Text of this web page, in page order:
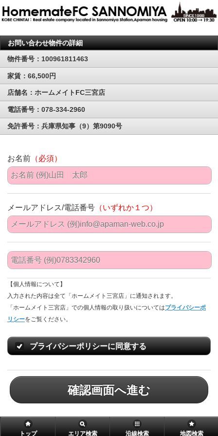
お問い合わせ物件の詳細
物件番号：100961811463
家賃：66,500円
店舗名：ホームメイトFC三宮店
電話番号：078-334-2960
免許番号：兵庫県知事（9）第9090号
お名前 （必須）
メールアドレス/電話番号 （いずれか１つ）
【個人情報について】
入力された内容は全て「ホームメイト三宮店」に通知されます。
「ホームメイト三宮店」での個人情報の取り扱いについてはプライバシーポ
リシーをご覧ください。
プライバシーポリシーに同意する
確認画面へ進む
トップ エリア検索 沿線検索 地図検索